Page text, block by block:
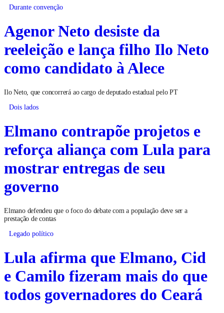
Durante convenção
Agenor Neto desiste da
reeleição e lança filho Ilo Neto
como candidato à Alece
Ilo Neto, que concorrerá ao cargo de deputado estadual pelo PT
Dois lados
Elmano contrapõe projetos e
reforça aliança com Lula para
mostrar entregas de seu
governo
Elmano defendeu que o foco do debate com a população deve ser a
prestação de contas
Legado político
Lula afirma que Elmano, Cid
e Camilo fizeram mais do que
todos governadores do Ceará